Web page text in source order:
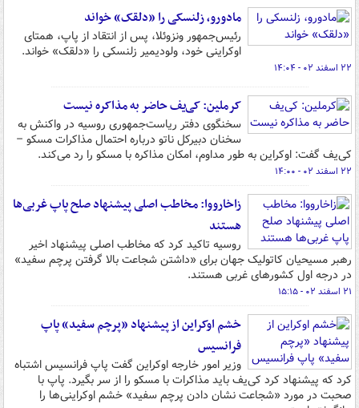
مادورو، زلنسکی را «دلقک» خواند
رئیس‌جمهور ونزوئلا، پس از انتقاد از پاپ، همتای
اوکراینی خود، ولودیمیر زلنسکی را «دلقک» خواند.
۲۲ اسفند ۰۲ - ۱۴:۰۴
کرملین: کی‌یف حاضر به مذاکره نیست
سخنگوی دفتر ریاست‌جمهوری روسیه در واکنش به
سخنان دبیرکل ناتو درباره احتمال مذاکرات مسکو –
کی‌یف گفت: اوکراین به طور مداوم،‌ امکان مذاکره با مسکو را رد می‌کند.
۲۲ اسفند ۰۲ - ۱۴:۰۰
زاخارووا: مخاطب اصلی پیشنهاد صلح پاپ غربی‌ها
هستند
روسیه تاکید کرد که مخاطب اصلی پیشنهاد اخیر
رهبر مسیحیان کاتولیک جهان برای «داشتن شجاعت بالا گرفتن پرچم سفید»
در درجه اول کشورهای غربی هستند.
۲۱ اسفند ۰۲ - ۱۵:۱۵
خشم اوکراین از پیشنهاد «پرچم سفید» پاپ
فرانسیس
وزیر امور خارجه اوکراین گفت پاپ فرانسیس اشتباه
کرد که پیشنهاد کرد کی‌یف باید مذاکرات با مسکو را از سر بگیرد. پاپ با
صحبت در مورد «شجاعت نشان دادن پرچم سفید» خشم اوکراینی‌ها را